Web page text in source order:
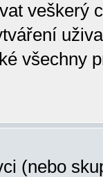
veškerý
všechny
(nebo